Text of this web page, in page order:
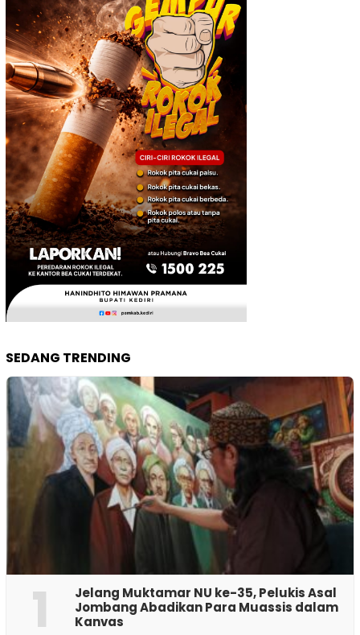
SEDANG TRENDING
1
Jelang Muktamar NU ke-35, Pelukis Asal
Jombang Abadikan Para Muassis dalam
Kanvas